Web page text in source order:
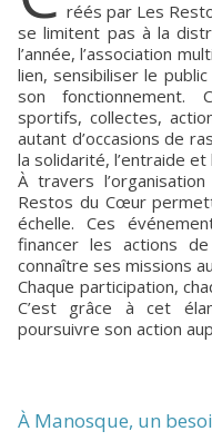
réés par Les
se limitent pas à la
l’année, l’association
lien, sensibiliser le
son fonctionnement.
sportifs, collectes,
autant d’occasions de
la solidarité, l’entraide
À travers
Restos du Cœur
échelle. Ces
financer les actions
connaître ses missions
Chaque participation,
C’est grâce à cet
poursuivre son action
À Manosque, un